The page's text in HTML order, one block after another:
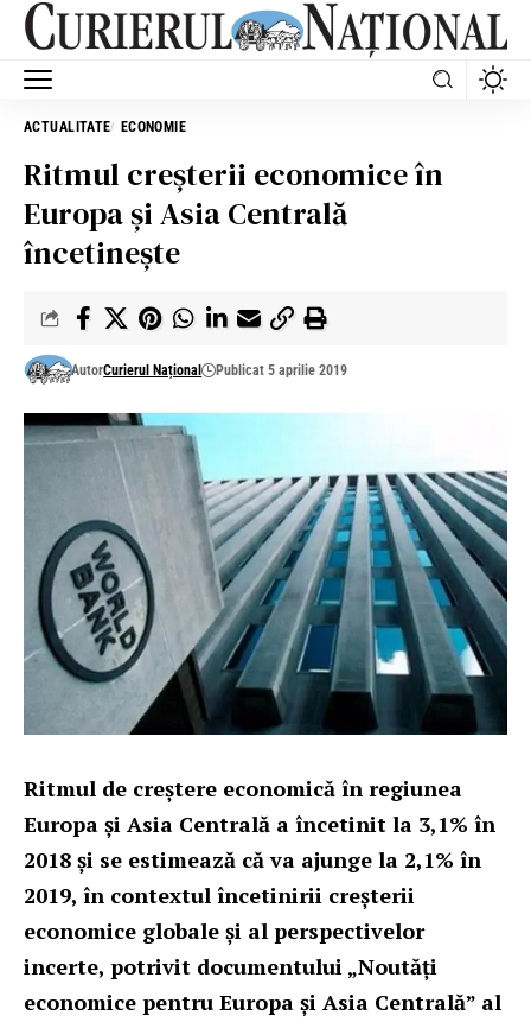
ACTUALITATE ECONOMIE
Ritmul creșterii economice în
Europa și Asia Centrală
încetineşte
AutorCurierul Național Publicat 5 aprilie 2019
Ritmul de creștere economică în regiunea
Europa și Asia Centrală a încetinit la 3,1% în
2018 și se estimează că va ajunge la 2,1% în
2019, în contextul încetinirii creșterii
economice globale și al perspectivelor
incerte, potrivit documentului „Noutăţi
economice pentru Europa și Asia Centrală” al